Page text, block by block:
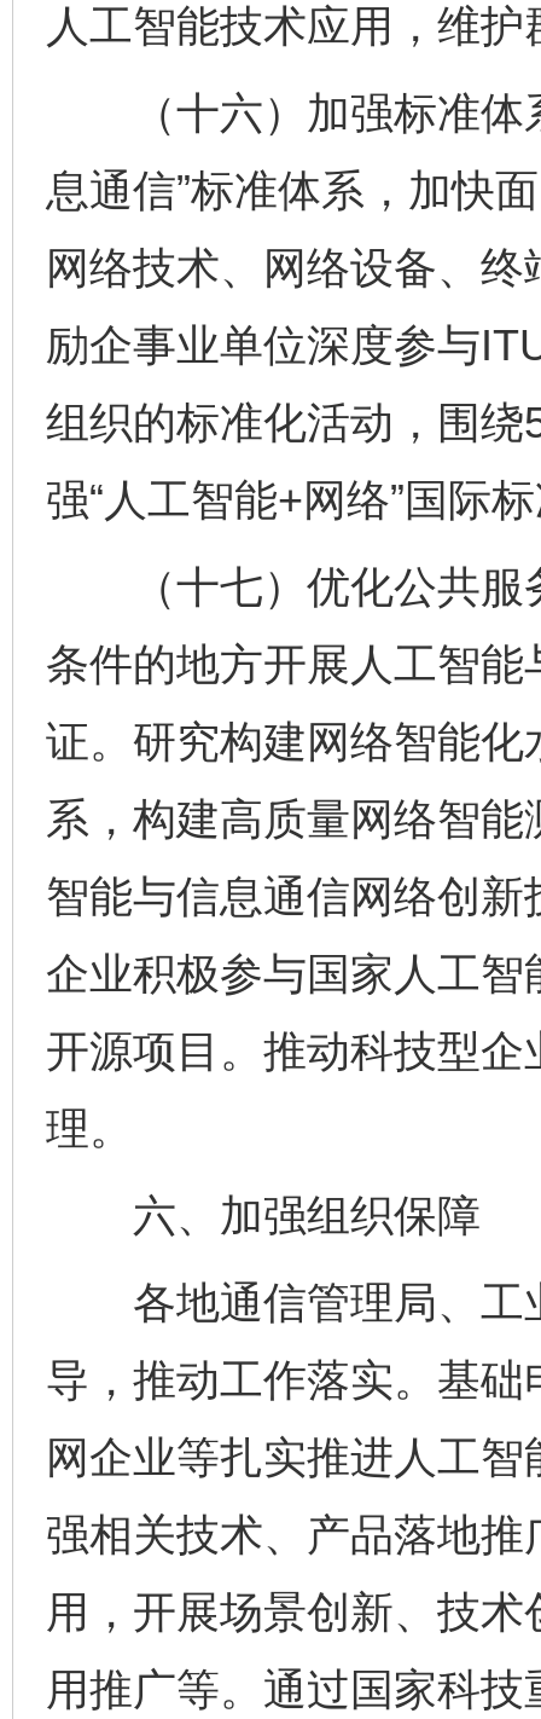
人工智能技术应用，维
（十六）加强标准体
息通信”标准体系，加快
网络技术、网络设备、
励企事业单位深度参与
组织的标准化活动，围
强“人工智能+网络”国际
（十七）优化公共服
条件的地方开展人工智
证。研究构建网络智能
系，构建高质量网络智
智能与信息通信网络创
企业积极参与国家人工
开源项目。推动科技型企
理。
六、加强组织保障
各地通信管理局、工
导，推动工作落实。基
网企业等扎实推进人工
强相关技术、产品落地
用，开展场景创新、技
用推广等。通过国家科